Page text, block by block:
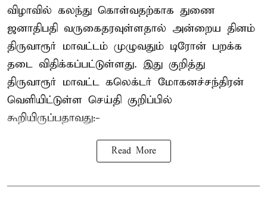
விழாவில் கலந்து கொள்வதற்காக துணை
ஜனாதிபதி வருகைதரவுள்ளதால் அன்றைய தினம்
திருவாரூர் மாவட்டம் முழுவதும் டிரோன் பறக்க
தடை விதிக்கப்பட்டுள்ளது. இது குறித்து
திருவாரூர் மாவட்ட கலெக்டர் மோகனச்சந்திரன்
வெளியிட்டுள்ள செய்தி குறிப்பில்
கூறியிருப்பதாவது:-
Read More